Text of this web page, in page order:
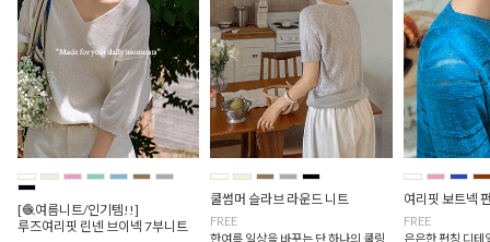
[🧶여름니트/인기템!!]
루즈여리핏 린넨 브이넥 7부니트
쿨썸머 슬라브 라운드 니트
FREE
한여름 일상을 바꾸는 단 하나의 쿨링
여리핏 보트넥
FREE
은은한 펀칭 디테